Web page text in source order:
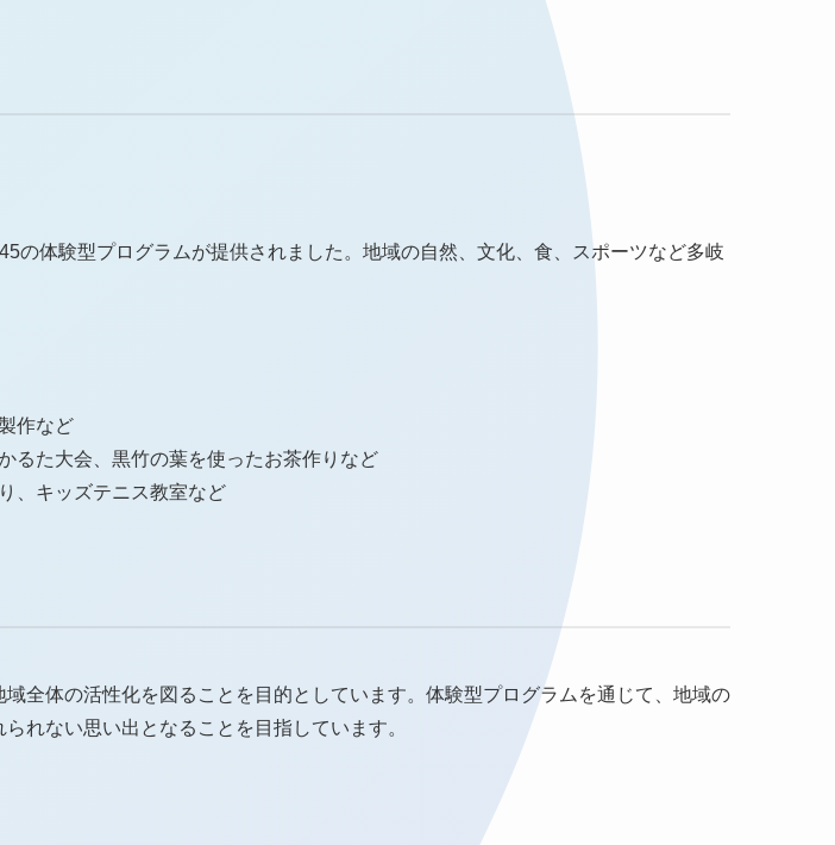
体験型プログラムが提供されました。​地域の自然、文化、食、スポーツなど多岐
作など
るた大会、黒竹の葉を使ったお茶作りなど
、キッズテニス教室など
全体の活性化を図ることを目的としています。​体験型プログラムを通じて、地域の
れない思い出となることを目指しています。